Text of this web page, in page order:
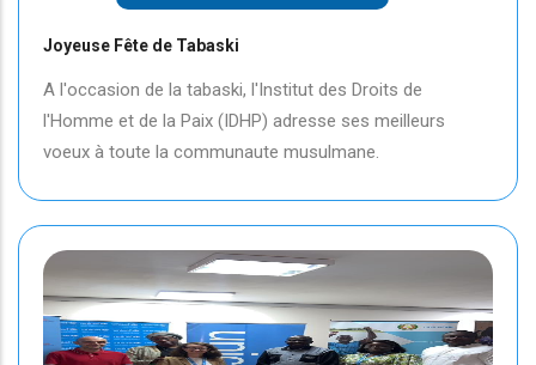
Joyeuse Fête de Tabaski
A l'occasion de la tabaski, l'Institut des Droits de
l'Homme et de la Paix (IDHP) adresse ses meilleurs
voeux à toute la communaute musulmane.